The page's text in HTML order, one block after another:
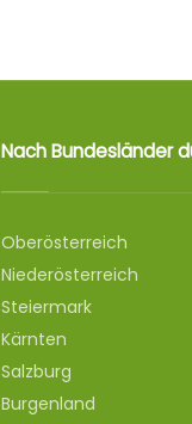
Nach Bundesländer
Oberösterreich
Niederösterreich
Steiermark
Kärnten
Salzburg
Burgenland